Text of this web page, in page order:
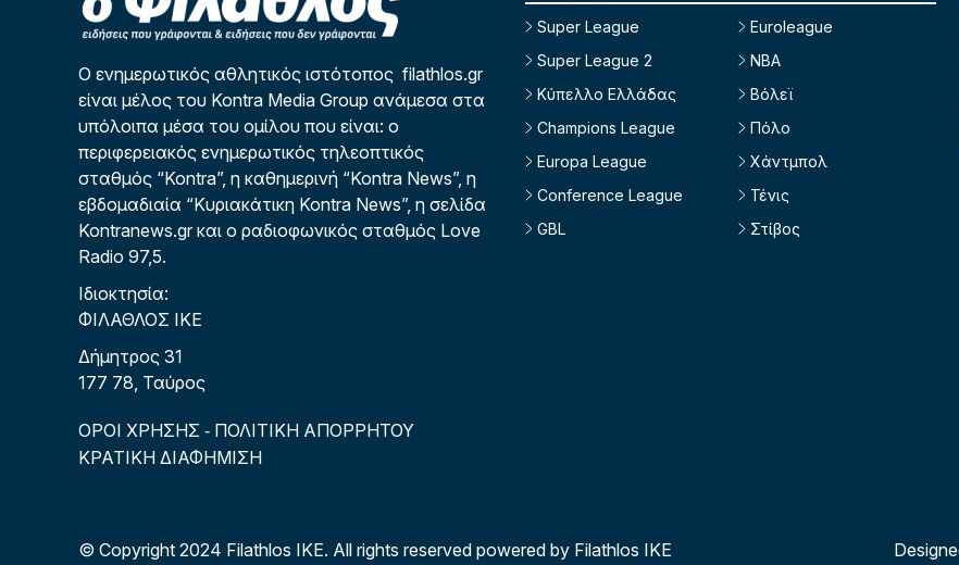
Ο ενημερωτικός αθλητικός ιστότοπος filathlos.gr
είναι μέλος του Kontra Media Group ανάμεσα στα
υπόλοιπα μέσα του ομίλου που είναι: ο
περιφερειακός ενημερωτικός τηλεοπτικός
σταθμός “Kontra”, η καθημερινή “Kontra News”, η
εβδομαδιαία “Κυριακάτικη Kontra News”, η σελίδα
Kontranews.gr και ο ραδιοφωνικός σταθμός Love
Radio 97,5.
Ιδιοκτησία:
ΦΙΛΑΘΛΟΣ ΙΚΕ
Δήμητρος 31
177 78, Ταύρος
ΟΡΟΙ ΧΡΗΣΗΣ - ΠΟΛΙΤΙΚΗ ΑΠΟΡΡΗΤΟΥ
ΚΡΑΤΙΚΗ ΔΙΑΦΗΜΙΣΗ
Super League
Super League 2
Κύπελλο Ελλάδας
Champions League
Europa League
Conference League
GBL
Euroleague
NBA
Βόλεϊ
Πόλο
Χάντμπολ
Τένις
Στίβος
© Copyright 2024 Filathlos ΙΚΕ. All rights reserved powered by Filathlos ΙΚΕ